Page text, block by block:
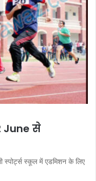
June से
स्पोर्ट्स स्कूल में एडमिशन के लिए